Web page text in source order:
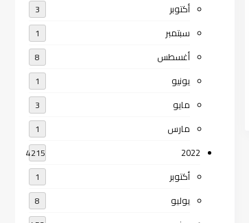
أكتوبر 3
سبتمبر 1
أغسطس 8
يونيو 1
مايو 3
مارس 1
2022
4215
أكتوبر 1
يوليو 8